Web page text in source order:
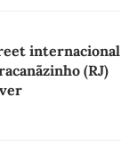
internacional
(RJ)